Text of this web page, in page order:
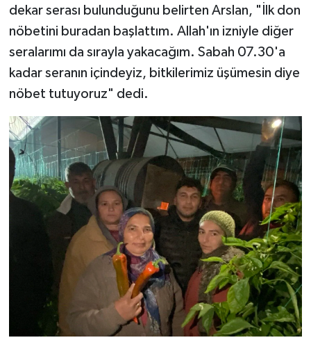
dekar serası bulunduğunu belirten Arslan, "İlk don
nöbetini buradan başlattım. Allah'ın izniyle diğer
seralarımı da sırayla yakacağım. Sabah 07.30'a
kadar seranın içindeyiz, bitkilerimiz üşümesin diye
nöbet tutuyoruz" dedi.